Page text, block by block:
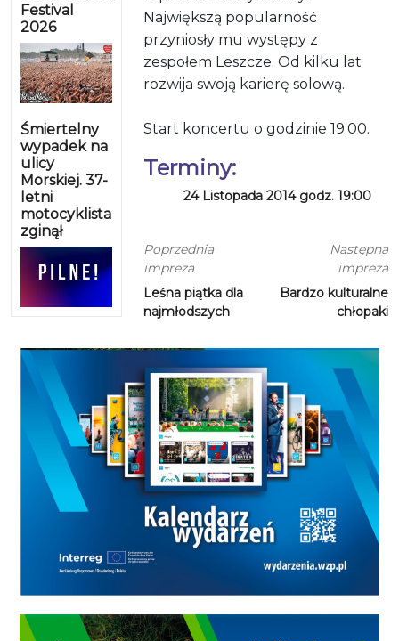
Festival
2026
Śmiertelny
wypadek na
ulicy
Morskiej. 37-
letni
motocyklista
zginął
Największą popularność
przyniosły mu występy z
zespołem Leszcze. Od kilku lat
rozwija swoją karierę solową.
Start koncertu o godzinie 19:00.
Terminy:
24 Listopada 2014 godz. 19:00
Poprzednia
impreza
Leśna piątka dla
najmłodszych
Następna
impreza
Bardzo kulturalne
chłopaki